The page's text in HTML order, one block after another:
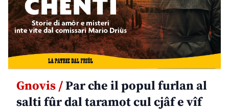
Gnovis /Par che il popul furlan al
salti fûr dal taramot cul cjâf e vîf